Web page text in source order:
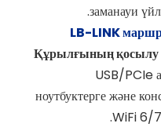
заманауи
LB-LINK
Құрылғының қосылу
USB/PCIe
ноутбуктерге және
WiFi 6/7